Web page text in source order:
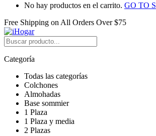
No hay productos en el carrito. GO TO
Free Shipping on All Orders Over $75
Categoría
Todas las categorías
Colchones
Almohadas
Base sommier
1 Plaza
1 Plaza y media
2 Plazas